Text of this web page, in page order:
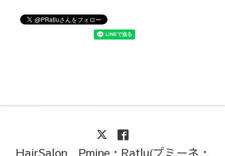
HairSalon Pmine・Ratlu(プミーネ・